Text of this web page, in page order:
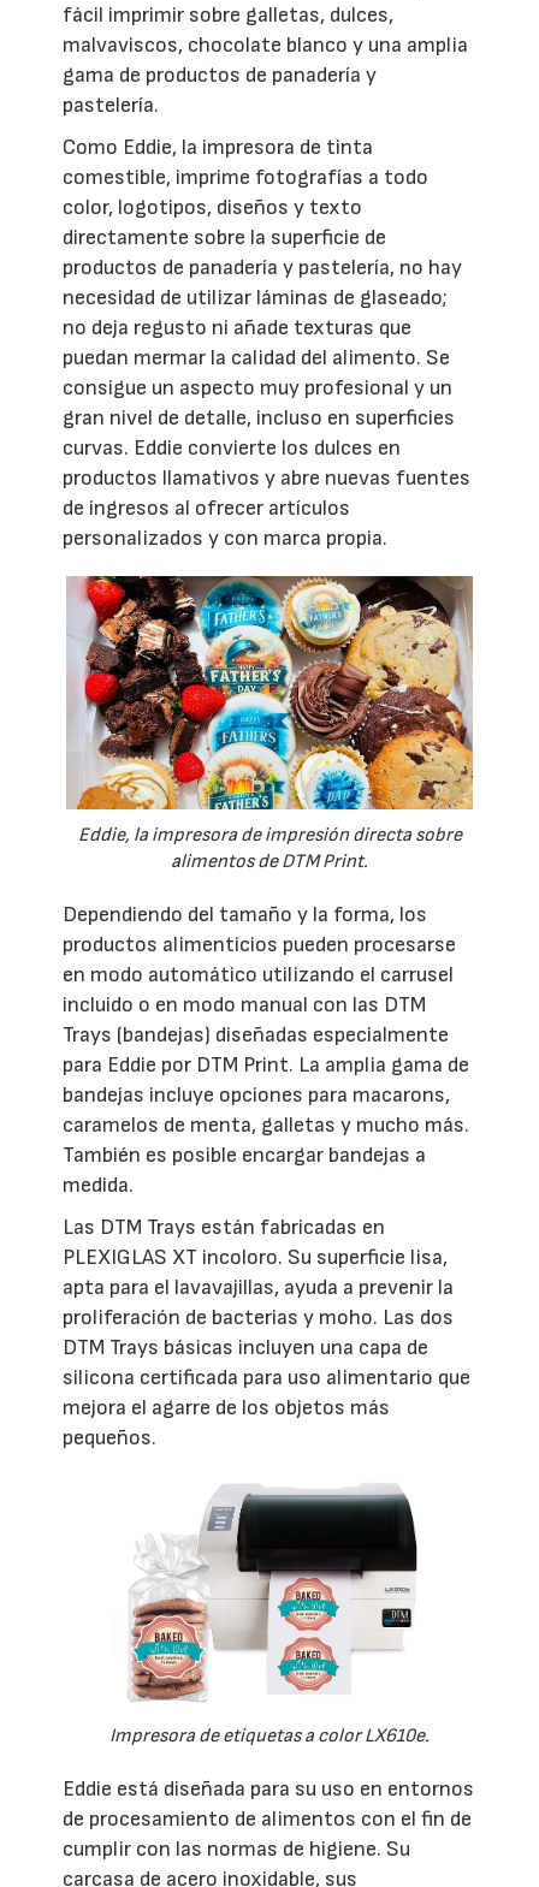
fácil imprimir sobre galletas, dulces,
malvaviscos, chocolate blanco y una amplia
gama de productos de panadería y
pastelería.
Como Eddie, la impresora de tinta
comestible, imprime fotografías a todo
color, logotipos, diseños y texto
directamente sobre la superficie de
productos de panadería y pastelería, no hay
necesidad de utilizar láminas de glaseado;
no deja regusto ni añade texturas que
puedan mermar la calidad del alimento. Se
consigue un aspecto muy profesional y un
gran nivel de detalle, incluso en superficies
curvas. Eddie convierte los dulces en
productos llamativos y abre nuevas fuentes
de ingresos al ofrecer artículos
personalizados y con marca propia.
Eddie, la impresora de impresión directa sobre
alimentos de DTM Print.
Dependiendo del tamaño y la forma, los
productos alimenticios pueden procesarse
en modo automático utilizando el carrusel
incluido o en modo manual con las DTM
Trays (bandejas) diseñadas especialmente
para Eddie por DTM Print. La amplia gama de
bandejas incluye opciones para macarons,
caramelos de menta, galletas y mucho más.
También es posible encargar bandejas a
medida.
Las DTM Trays están fabricadas en
PLEXIGLAS XT incoloro. Su superficie lisa,
apta para el lavavajillas, ayuda a prevenir la
proliferación de bacterias y moho. Las dos
DTM Trays básicas incluyen una capa de
silicona certificada para uso alimentario que
mejora el agarre de los objetos más
pequeños.
Impresora de etiquetas a color LX610e.
Eddie está diseñada para su uso en entornos
de procesamiento de alimentos con el fin de
cumplir con las normas de higiene. Su
carcasa de acero inoxidable, sus